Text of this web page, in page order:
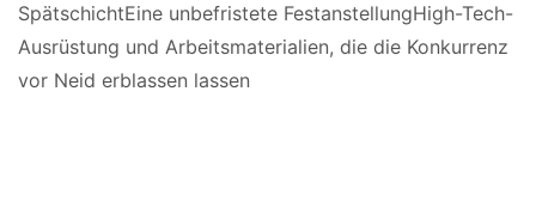
SpätschichtEine unbefristete FestanstellungHigh-Tech-
Ausrüstung und Arbeitsmaterialien, die die Konkurrenz
vor Neid erblassen lassen